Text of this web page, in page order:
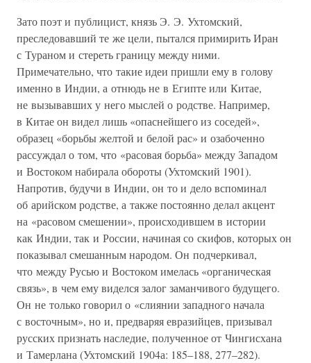
Зато поэт и публицист, князь Э. Э. Ухтомский,
преследовавший те же цели, пытался примирить Иран
с Тураном и стереть границу между ними.
Примечательно, что такие идеи пришли ему в голову
именно в Индии, а отнюдь не в Египте или Китае,
не вызывавших у него мыслей о родстве. Например,
в Китае он видел лишь «опаснейшего из соседей»,
образец «борьбы желтой и белой рас» и озабоченно
рассуждал о том, что «расовая борьба» между Западом
и Востоком набирала обороты (Ухтомский 1901).
Напротив, будучи в Индии, он то и дело вспоминал
об арийском родстве, а также постоянно делал акцент
на «расовом смешении», происходившем в истории
как Индии, так и России, начиная со скифов, которых он
показывал смешанным народом. Он подчеркивал,
что между Русью и Востоком имелась «органическая
связь», в чем ему виделся залог заманчивого будущего.
Он не только говорил о «слиянии западного начала
с восточным», но и, предваряя евразийцев, призывал
русских признать наследие, полученное от Чингисхана
и Тамерлана (Ухтомский 1904а: 185–188, 277–282).